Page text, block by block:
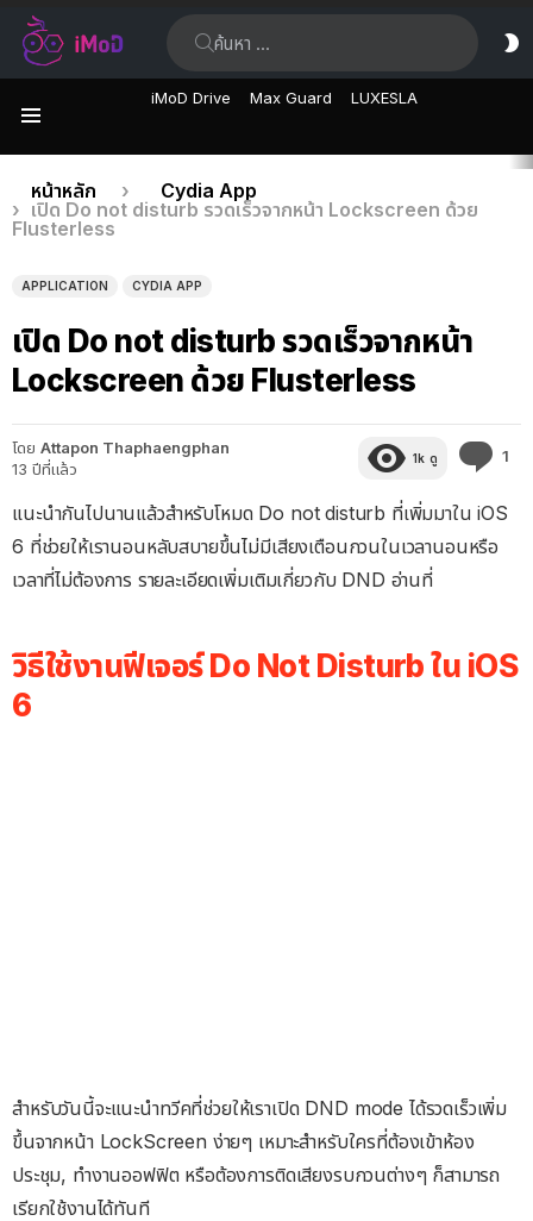
iMoD Drive Max Guard LUXESLA
เรื่อง
ล่าสุด
คุณอยู่ที่นี่:
หน้าหลัก
Cydia App
เปิด Do not disturb รวดเร็วจากหน้า Lockscreen ด้วย
Flusterless
APPLICATION CYDIA APP
เปิด Do not disturb รวดเร็วจากหน้า
Lockscreen ด้วย Flusterless
โดย Attapon Thaphaengphan
13 ปีที่แล้ว
1k ดู 1
แนะนำกันไปนานแล้วสำหรับโหมด Do not disturb ที่เพิ่มมาใน iOS
6 ที่ช่วยให้เรานอนหลับสบายขึ้นไม่มีเสียงเตือนกวนในเวลานอนหรือ
เวลาที่ไม่ต้องการ รายละเอียดเพิ่มเติมเกี่ยวกับ DND อ่านที่
วิธีใช้งานฟีเจอร์ Do Not Disturb ใน iOS
6
สำหรับวันนี้จะแนะนำทวีคที่ช่วยให้เราเปิด DND mode ได้รวดเร็วเพิ่ม
ขึ้นจากหน้า LockScreen ง่ายๆ เหมาะสำหรับใครที่ต้องเข้าห้อง
ประชุม, ทำงานออฟฟิต หรือต้องการติดเสียงรบกวนต่างๆ ก็สามารถ
เรียกใช้งานได้ทันที